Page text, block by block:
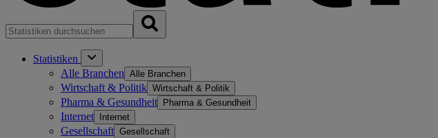
Statistiken
Alle Branchen Alle Branchen
Wirtschaft & Politik Wirtschaft & Politik
Pharma & Gesundheit Pharma & Gesundheit
Internet Internet
Gesellschaft Gesellschaft